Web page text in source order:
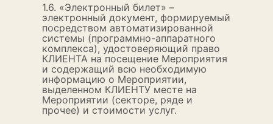
1.6. «Электронный билет» –
электронный документ, формируемый
посредством автоматизированной
системы (программно-аппаратного
комплекса), удостоверяющий право
КЛИЕНТА на посещение Мероприятия
и содержащий всю необходимую
информацию о Мероприятии,
выделенном КЛИЕНТУ месте на
Мероприятии (секторе, ряде и
прочее) и стоимости услуг.